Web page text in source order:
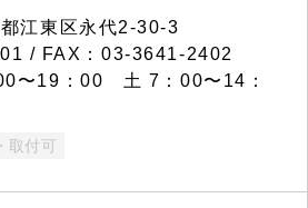
江東区永代2-30-3
/ FAX：03-3641-2402
〜19：00 土 7：00〜14：
取付可